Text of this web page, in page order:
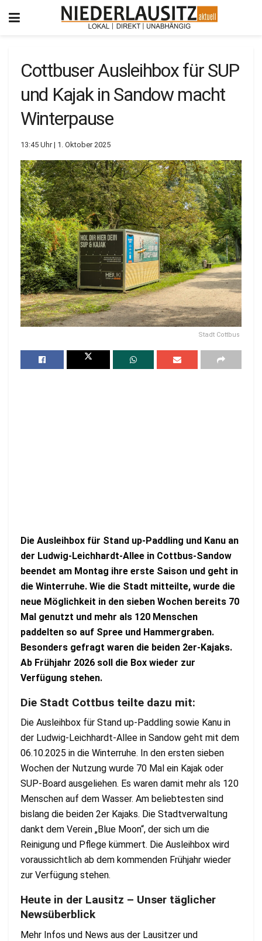
Cottbuser Ausleihbox für SUP
und Kajak in Sandow macht
Winterpause
13:45 Uhr | 1. Oktober 2025
Stadt Cottbus
Die Ausleihbox für Stand up-Paddling und Kanu an
der Ludwig-Leichhardt-Allee in Cottbus-Sandow
beendet am Montag ihre erste Saison und geht in
die Winterruhe. Wie die Stadt mitteilte, wurde die
neue Möglichkeit in den sieben Wochen bereits 70
Mal genutzt und mehr als 120 Menschen
paddelten so auf Spree und Hammergraben.
Besonders gefragt waren die beiden 2er-Kajaks.
Ab Frühjahr 2026 soll die Box wieder zur
Verfügung stehen.
Die Stadt Cottbus teilte dazu mit:
Die Ausleihbox für Stand up-Paddling sowie Kanu in
der Ludwig-Leichhardt-Allee in Sandow geht mit dem
06.10.2025 in die Winterruhe. In den ersten sieben
Wochen der Nutzung wurde 70 Mal ein Kajak oder
SUP-Board ausgeliehen. Es waren damit mehr als 120
Menschen auf dem Wasser. Am beliebtesten sind
bislang die beiden 2er Kajaks. Die Stadtverwaltung
dankt dem Verein „Blue Moon“, der sich um die
Reinigung und Pflege kümmert. Die Ausleihbox wird
voraussichtlich ab dem kommenden Frühjahr wieder
zur Verfügung stehen.
Heute in der Lausitz – Unser täglicher
Newsüberblick
Mehr Infos und News aus der Lausitzer und